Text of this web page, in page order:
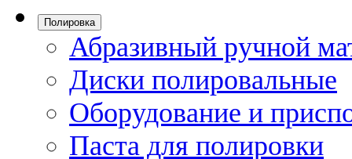
Полировка
Абразивный ручной
Диски полировальные
Оборудование и
Паста для полировки